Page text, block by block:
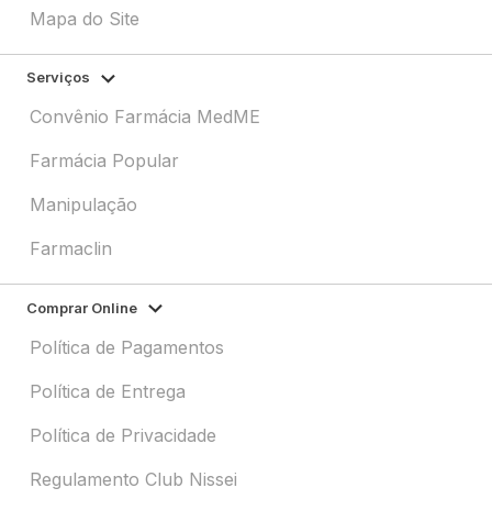
Mapa do Site
Serviços
Convênio Farmácia MedME
Farmácia Popular
Manipulação
Farmaclin
Comprar Online
Política de Pagamentos
Política de Entrega
Política de Privacidade
Regulamento Club Nissei